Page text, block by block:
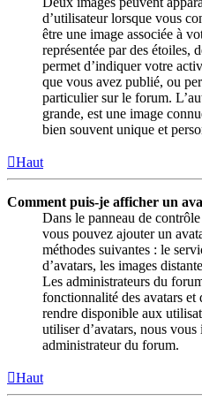
d’utilisateur lorsque vous
être une image associée à
représentée par des étoiles,
permet d’indiquer votre
que vous avez publié, ou
particulier sur le forum.
grande, est une image
bien souvent unique et
Haut
Comment puis-je afficher un
Dans le panneau de
vous pouvez ajouter un
méthodes suivantes : le
d’avatars, les images
Les administrateurs du
fonctionnalité des avatars et
rendre disponible aux
utiliser d’avatars, nous
administrateur du forum.
Haut